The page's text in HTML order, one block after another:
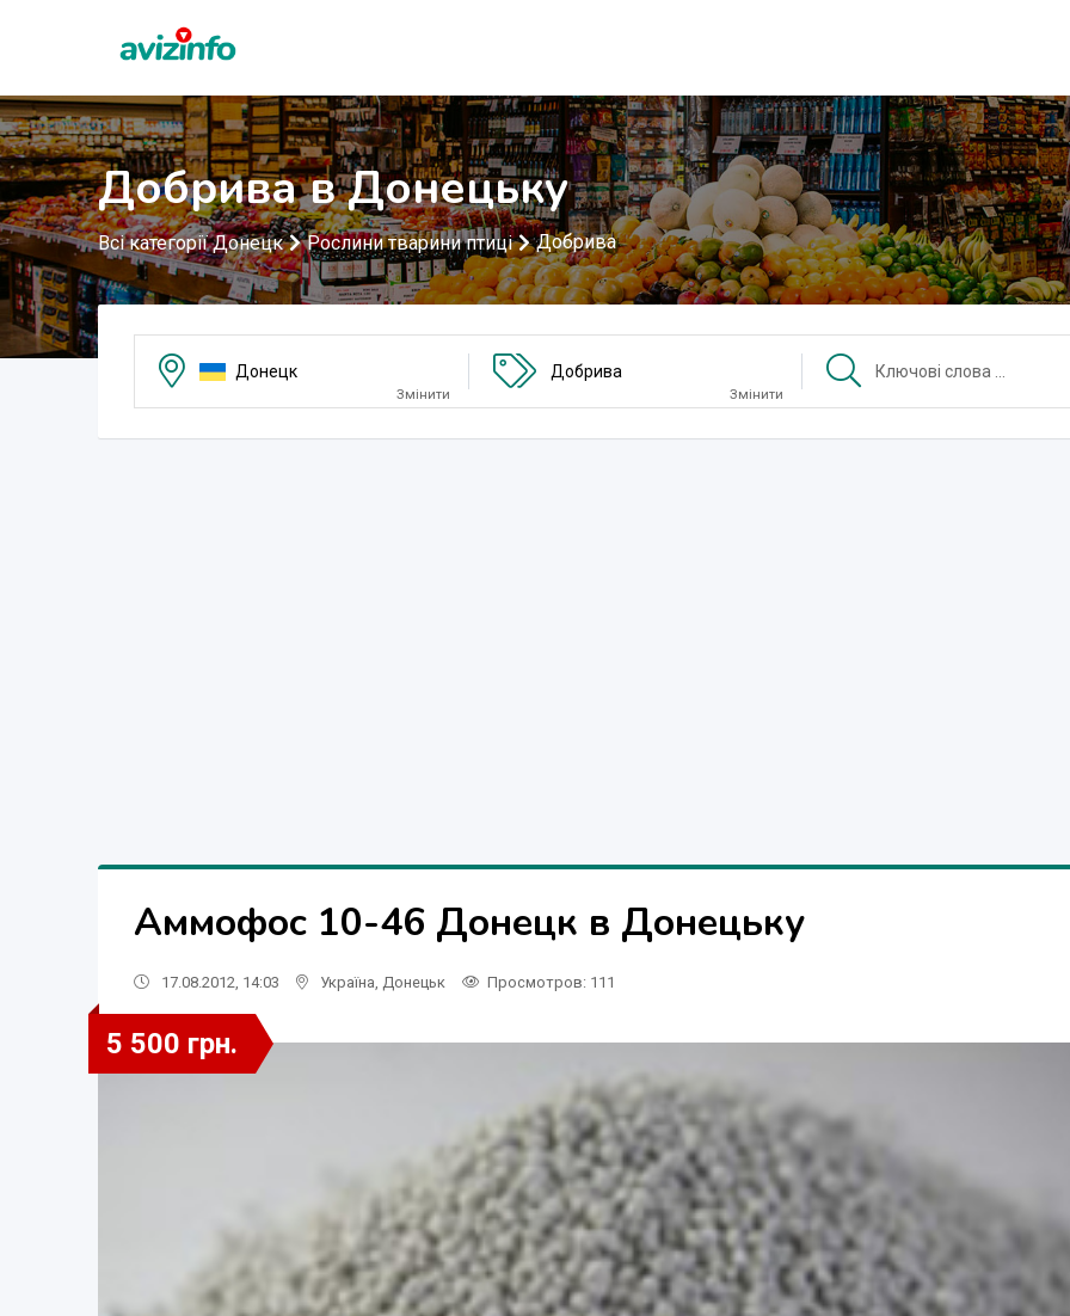
Добрива в Донецьку
Всі категорії Донецк Рослини тварини птиці Добрива
Донецк
Змінити
Добрива
Змінити
Аммофос 10-46 Донецк в Донецьку
17.08.2012, 14:03 Україна Донецьк Просмотров: 111
5 500 грн.